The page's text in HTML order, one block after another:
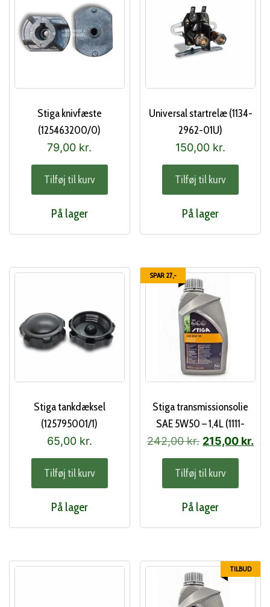
Stiga knivfæste
(125463200/0)
79,00 kr.
Tilføj til kurv
På lager
Universal startrelæ (1134-
2962-01U)
150,00 kr.
Tilføj til kurv
På lager
Stiga tankdæksel
(125795001/1)
65,00 kr.
Tilføj til kurv
På lager
SPAR 27,-
Stiga transmissionsolie
SAE 5W50 – 1,4L (1111-
9281-01)
242,00kr. Den
oprindelige
pris
var:
242,00 kr..
215,00 kr.
Tilføj til kurv
På lager
TILBUD